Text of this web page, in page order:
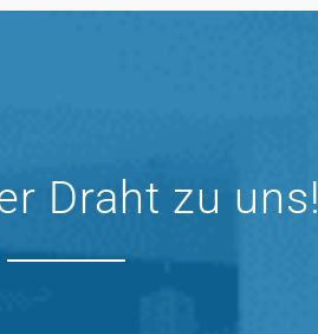
Draht zu uns!